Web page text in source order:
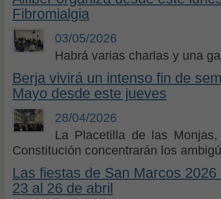
Fibromialgia
03/05/2026
Habrá varias charlas y una
Berja vivirá un intenso fin de
Mayo desde este jueves
28/04/2026
La Placetilla de las
Constitución concentrarán los
Las fiestas de San Marcos
23 al 26 de abril